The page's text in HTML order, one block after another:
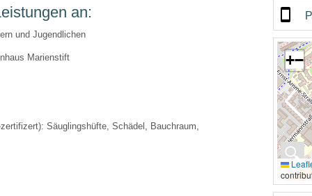
an:
und Jugendlichen
Marienstift
Säuglingshüfte, Schädel, Bauchraum,
🔍
+−